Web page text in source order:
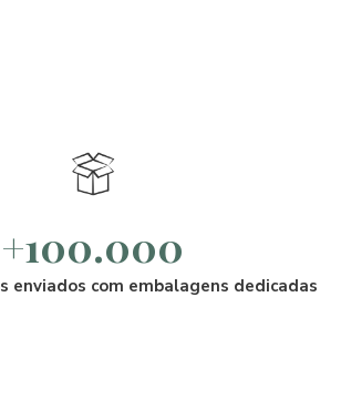
+100.000
enviados com embalagens dedicadas